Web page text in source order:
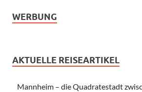
WERBUNG
AKTUELLE REISEARTIKEL
Mannheim – die Quadratestadt